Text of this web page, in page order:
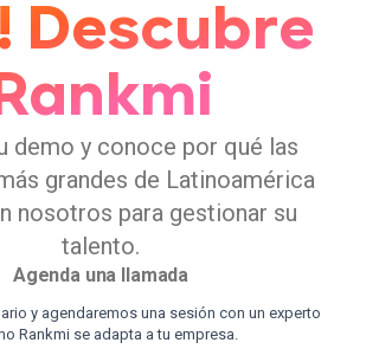
Descubre
demo y conoce por qué las
grandes de Latinoamérica
nosotros para gestionar su
talento.
Agenda una llamada
y agendaremos una sesión con un experto
Rankmi se adapta a tu empresa.